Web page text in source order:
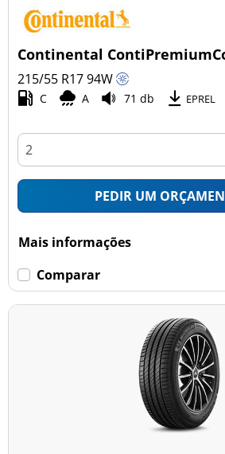
Continental
215/55 R1794W
C A 71 db EPREL
PEDIR UM
Mais informações
Comparar